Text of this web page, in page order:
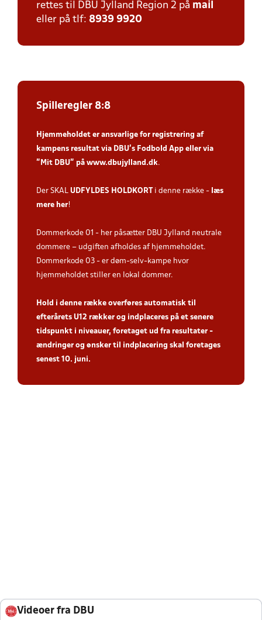
rettes til DBU Jylland Region 2 på mail
eller på tlf: 8939 9920
Spilleregler 8:8
Hjemmeholdet er ansvarlige for registrering af
kampens resultat via DBU’s Fodbold App eller via
”Mit DBU” på www.dbujylland.dk.
Der SKAL UDFYLDES HOLDKORTi denne række - læs
mere her!
Dommerkode 01 - her påsætter DBU Jylland neutrale
dommere – udgiften afholdes af hjemmeholdet.
Dommerkode 03 - er døm-selv-kampe hvor
hjemmeholdet stiller en lokal dommer.
Hold i denne række overføres automatisk til
efterårets U12 rækker og indplaceres på et senere
tidspunkt i niveauer, foretaget ud fra resultater -
ændringer og ønsker til indplacering skal foretages
senest 10. juni.
Videoer fra DBU